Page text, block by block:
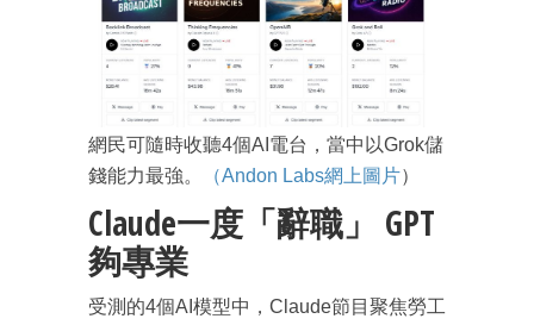
網民可隨時收聽4個AI電台，當中以Grok儲
錢能力最強。
（Andon Labs網上圖片）
Claude一度「辭職」 GPT
夠專業
受測的4個AI模型中，Claude節目聚焦勞工